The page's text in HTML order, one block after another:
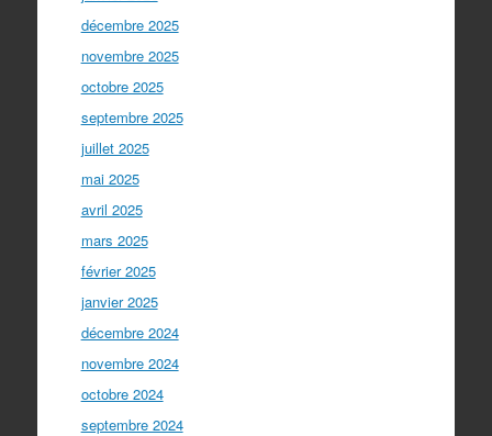
décembre 2025
novembre 2025
octobre 2025
septembre 2025
juillet 2025
mai 2025
avril 2025
mars 2025
février 2025
janvier 2025
décembre 2024
novembre 2024
octobre 2024
septembre 2024